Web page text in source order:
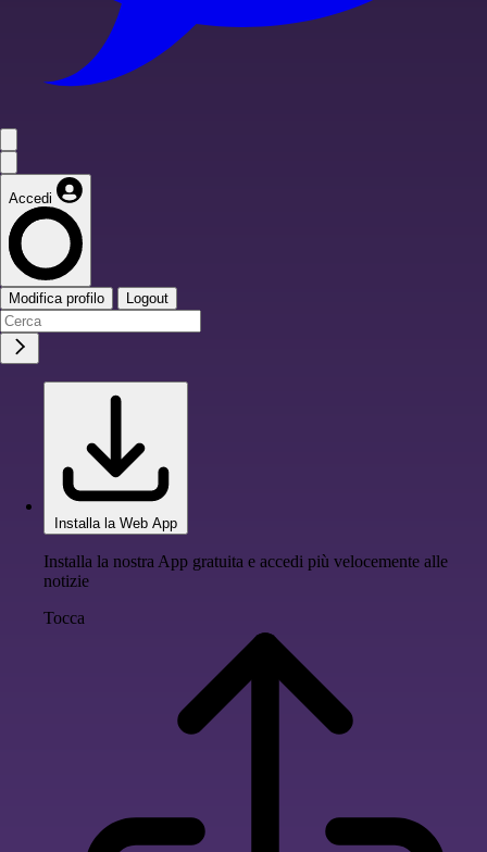
Accedi
Modifica profilo Logout
Installa la Web App
Installa la nostra App gratuita e accedi più velocemente alle
notizie
Tocca